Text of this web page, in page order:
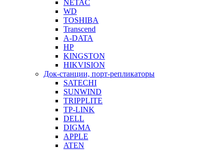
NETAC
WD
TOSHIBA
Transcend
A-DATA
HP
KINGSTON
HIKVISION
Док-станции, порт-репликаторы
SATECHI
SUNWIND
TRIPPLITE
TP-LINK
DELL
DIGMA
APPLE
ATEN